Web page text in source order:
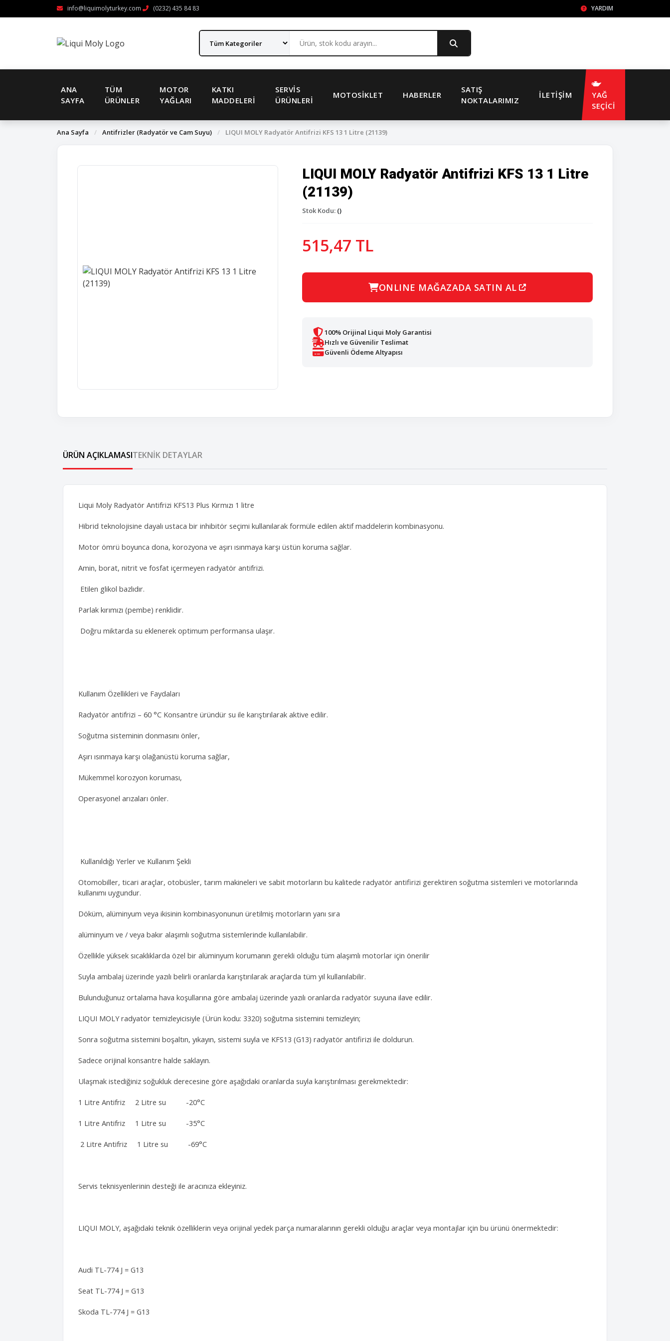
info@liquimolyturkey.com (0232) 435 84 83 YARDIM
ANA
SAYFA
TÜM
ÜRÜNLER
MOTOR
YAĞLARI
KATKI
MADDELERI
SERVIS
ÜRÜNLERI
MOTOSIKLET HABERLER
SATIŞ
NOKTALARIMIZ
İLETIŞIM
YAĞ
SEÇİCİ
Ana Sayfa / Antifrizler (Radyatör ve Cam Suyu) / LIQUI MOLY Radyatör Antifrizi KFS 13 1 Litre (21139)
LIQUI MOLY Radyatör Antifrizi KFS 13 1 Litre
(21139)
Stok Kodu: ()
515,47 TL
ONLINE MAĞAZADA SATIN AL
100% Orijinal Liqui Moly Garantisi
Hızlı ve Güvenilir Teslimat
Güvenli Ödeme Altyapısı
ÜRÜN AÇIKLAMASITEKNIK DETAYLAR
Liqui Moly Radyatör Antifrizi KFS13 Plus Kırmızı 1 litre
Hibrid teknolojisine dayalı ustaca bir inhibitör seçimi kullanılarak formüle edilen aktif maddelerin kombinasyonu.
Motor ömrü boyunca dona, korozyona ve aşırı ısınmaya karşı üstün koruma sağlar.
Amin, borat, nitrit ve fosfat içermeyen radyatör antifrizi.
Etilen glikol bazlıdır.
Parlak kırımızı (pembe) renklidir.
Doğru miktarda su eklenerek optimum performansa ulaşır.
Kullanım Özellikleri ve Faydaları
Radyatör antifrizi – 60 °C Konsantre üründür su ile karıştırılarak aktive edilir.
Soğutma sisteminin donmasını önler,
Aşırı ısınmaya karşı olağanüstü koruma sağlar,
Mükemmel korozyon koruması,
Operasyonel arızaları önler.
Kullanıldığı Yerler ve Kullanım Şekli
Otomobiller, ticari araçlar, otobüsler, tarım makineleri ve sabit motorların bu kalitede radyatör antifirizi gerektiren soğutma sistemleri ve motorlarında
kullanımı uygundur.
Döküm, alüminyum veya ikisinin kombinasyonunun üretilmiş motorların yanı sıra
alüminyum ve / veya bakır alaşımlı soğutma sistemlerinde kullanılabilir.
Özellikle yüksek sıcaklıklarda özel bir alüminyum korumanın gerekli olduğu tüm alaşımlı motorlar için önerilir
Suyla ambalaj üzerinde yazılı belirli oranlarda karıştırılarak araçlarda tüm yıl kullanılabilir.
Bulunduğunuz ortalama hava koşullarına göre ambalaj üzerinde yazılı oranlarda radyatör suyuna ilave edilir.
LIQUI MOLY radyatör temizleyicisiyle (Ürün kodu: 3320) soğutma sistemini temizleyin;
Sonra soğutma sistemini boşaltın, yıkayın, sistemi suyla ve KFS13 (G13) radyatör antifirizi ile doldurun.
Sadece orijinal konsantre halde saklayın.
Ulaşmak istediğiniz soğukluk derecesine göre aşağıdaki oranlarda suyla karıştırılması gerekmektedir:
1 Litre Antifriz 2 Litre su -20°C
1 Litre Antifriz 1 Litre su -35°C
2 Litre Antifriz 1 Litre su -69°C
Servis teknisyenlerinin desteği ile aracınıza ekleyiniz.
LIQUI MOLY, aşağıdaki teknik özelliklerin veya orijinal yedek parça numaralarının gerekli olduğu araçlar veya montajlar için bu ürünü önermektedir:
Audi TL-774 J = G13
Seat TL-774 J = G13
Skoda TL-774 J = G13